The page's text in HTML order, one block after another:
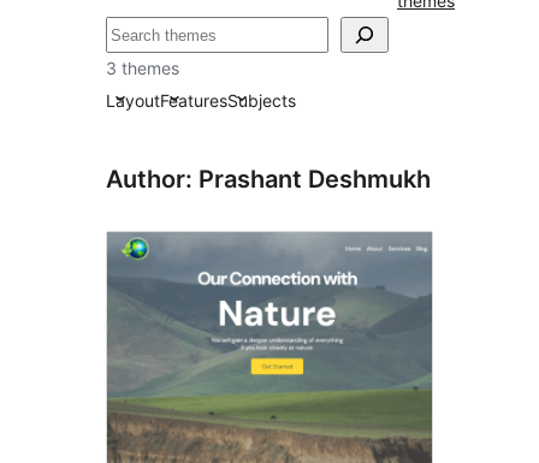
Buscar
3 themes
LayoutFeaturesSubjects
Author: Prashant Deshmukh